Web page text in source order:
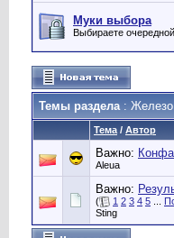
Муки выбора
Выбираете
Темы раздела: Железо
Тема / Автор
Важно:
Aleua
Важно:
( 1 2 3 4 5
Sting